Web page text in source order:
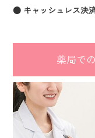
● キャッシュレス決
薬局で